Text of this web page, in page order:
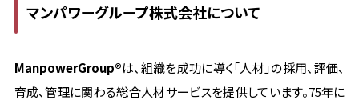
マンパワーグループ株式会社について
ManpowerGroup®は、組織を成功に導く「人材」の採用、評価、
育成、管理に関わる総合人材サービスを提供しています。75年に